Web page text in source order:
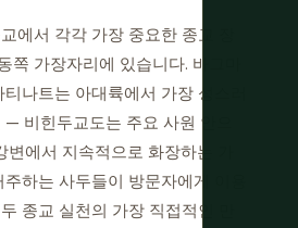
에서 각각 가장 중요한 종교 장
쪽 가장자리에 있습니다. 바그마
나트는 아대륙에서 가장 성스러
비힌두교도는 주요 사원 안으
에서 지속적으로 화장하는 가
하는 사두들이 방문자에게 이용
종교 실천의 가장 직접적인 만